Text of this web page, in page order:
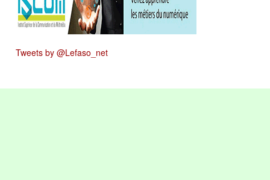
Tweets by @Lefaso_net